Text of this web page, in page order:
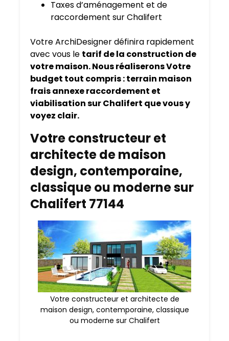
Taxes d’aménagement et de
raccordement sur Chalifert
Votre ArchiDesigner définira rapidement
avec vous le tarif de la construction de
votre maison. Nous réaliserons Votre
budget tout compris : terrain maison
frais annexe raccordement et
viabilisation sur Chalifert que vous y
voyez clair.
Votre constructeur et
architecte de maison
design, contemporaine,
classique ou moderne sur
Chalifert 77144
Votre constructeur et architecte de
maison design, contemporaine, classique
ou moderne sur Chalifert